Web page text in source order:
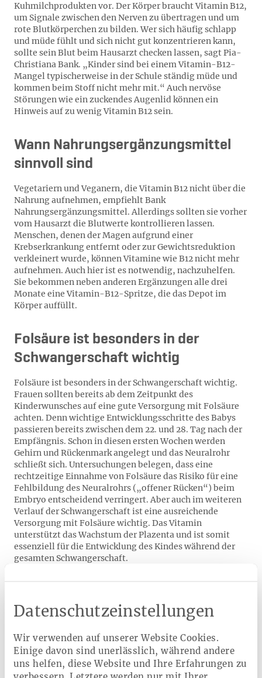
Datenschutzeinstellungen
Wir verwenden auf unserer Website Cookies.
Einige davon sind unerlässlich, während andere
uns helfen, diese Website und Ihre Erfahrungen zu
Kuhmilchprodukten vor. Der Körper braucht Vitamin B12,
um Signale zwischen den Nerven zu übertragen und um
rote Blutkörperchen zu bilden. Wer sich häufig schlapp
und müde fühlt und sich nicht gut konzentrieren kann,
sollte sein Blut beim Hausarzt checken lassen, sagt Pia-
Christiana Bank. „Kinder sind bei einem Vitamin-B12-
Mangel typischerweise in der Schule ständig müde und
kommen beim Stoff nicht mehr mit.“ Auch nervöse
Störungen wie ein zuckendes Augenlid können ein
Hinweis auf zu wenig Vitamin B12 sein.
Wann Nahrungsergänzungsmittel
sinnvoll sind
Vegetariern und Veganern, die Vitamin B12 nicht über die
Nahrung aufnehmen, empfiehlt Bank
Nahrungsergänzungsmittel. Allerdings sollten sie vorher
vom Hausarzt die Blutwerte kontrollieren lassen.
Menschen, denen der Magen aufgrund einer
Krebserkrankung entfernt oder zur Gewichtsreduktion
verkleinert wurde, können Vitamine wie B12 nicht mehr
aufnehmen. Auch hier ist es notwendig, nachzuhelfen.
Sie bekommen neben anderen Ergänzungen alle drei
Monate eine Vitamin-B12-Spritze, die das Depot im
Körper auffüllt.
Folsäure ist besonders in der
Schwangerschaft wichtig
Folsäure ist besonders in der Schwangerschaft wichtig.
Frauen sollten bereits ab dem Zeitpunkt des
Kinderwunsches auf eine gute Versorgung mit Folsäure
achten. Denn wichtige Entwicklungsschritte des Babys
passieren bereits zwischen dem 22. und 28. Tag nach der
Empfängnis. Schon in diesen ersten Wochen werden
Gehirn und Rückenmark angelegt und das Neuralrohr
schließt sich. Untersuchungen belegen, dass eine
rechtzeitige Einnahme von Folsäure das Risiko für eine
Fehlbildung des Neuralrohrs („offener Rücken“) beim
Embryo entscheidend verringert. Aber auch im weiteren
Verlauf der Schwangerschaft ist eine ausreichende
Versorgung mit Folsäure wichtig. Das Vitamin
unterstützt das Wachstum der Plazenta und ist somit
essenziell für die Entwicklung des Kindes während der
gesamten Schwangerschaft.
der Einnahme von Folsäure
Als besonders folsäurehaltig gelten alle grünen
Blattgemüse – allen voran Spinat. Auch in Salat,